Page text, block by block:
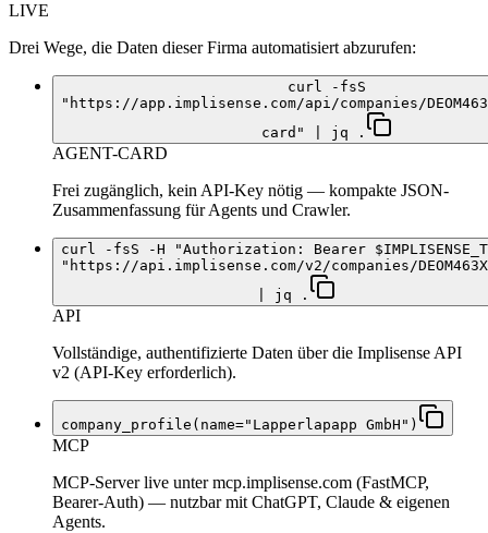
LIVE
Drei Wege, die Daten dieser Firma automatisiert abzurufen:
curl -fsS
"https://app.implisense.com/api/companies/
card" | jq .
AGENT-CARD
Frei zugänglich, kein API-Key nötig — kompakte JSON-
Zusammenfassung für Agents und Crawler.
curl -fsS -H "Authorization: Bearer
"https://api.implisense.com/v2/companies/
| jq .
API
Vollständige, authentifizierte Daten über die Implisense API
v2 (API-Key erforderlich).
company_profile(name="Lapperlapapp GmbH")
MCP
MCP-Server live unter mcp.implisense.com (FastMCP,
Bearer-Auth) — nutzbar mit ChatGPT, Claude & eigenen
Agents.